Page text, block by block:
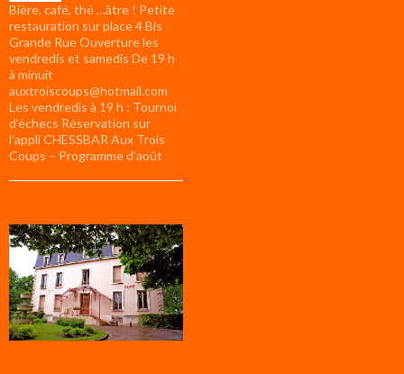
Bière, café, thé …âtre ! Petite
restauration sur place 4 Bis
Grande Rue Ouverture les
vendredis et samedis De 19 h
à minuit
auxtroiscoups@hotmail.com
Les vendredis à 19 h : Tournoi
d’échecs Réservation sur
l’appli CHESSBAR Aux Trois
Coups – Programme d’août